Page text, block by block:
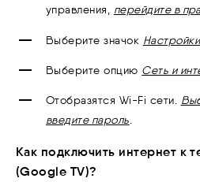
управления, перейдите в
Выберите значок Настройки
Выберите опцию Сеть и
Отобразятся Wi-Fi сети.
введите пароль.
Как подключить интернет к
(Google TV)?